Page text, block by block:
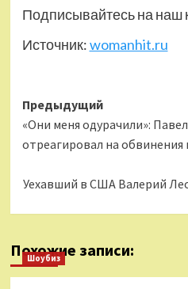
Подписывайтесь на наш
Источник:womanhit.ru
Навигация
записи
Предыдущий
«Они меня одурачили»:
отреагировал на
Уехавший в США Валерий
Похожие записи:
Шоубиз